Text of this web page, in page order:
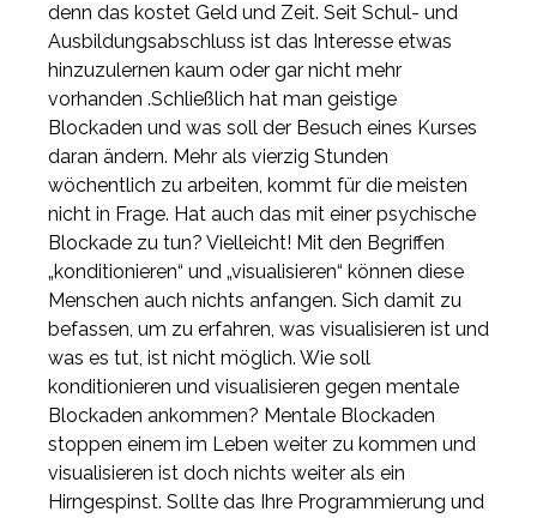
denn das kostet Geld und Zeit. Seit Schul- und
Ausbildungsabschluss ist das Interesse etwas
hinzuzulernen kaum oder gar nicht mehr
vorhanden .Schließlich hat man geistige
Blockaden und was soll der Besuch eines Kurses
daran ändern. Mehr als vierzig Stunden
wöchentlich zu arbeiten, kommt für die meisten
nicht in Frage. Hat auch das mit einer psychische
Blockade zu tun? Vielleicht! Mit den Begriffen
„konditionieren“ und „visualisieren“ können diese
Menschen auch nichts anfangen. Sich damit zu
befassen, um zu erfahren, was visualisieren ist und
was es tut, ist nicht möglich. Wie soll
konditionieren und visualisieren gegen mentale
Blockaden ankommen? Mentale Blockaden
stoppen einem im Leben weiter zu kommen und
visualisieren ist doch nichts weiter als ein
Hirngespinst. Sollte das Ihre Programmierung und